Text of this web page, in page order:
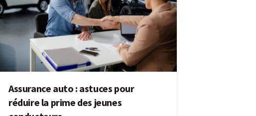
Assurance auto : astuces pour
réduire la prime des jeunes